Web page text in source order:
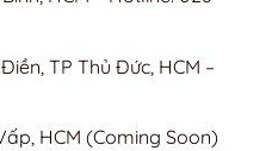
TP Thủ Đức, HCM –
HCM (Coming Soon)